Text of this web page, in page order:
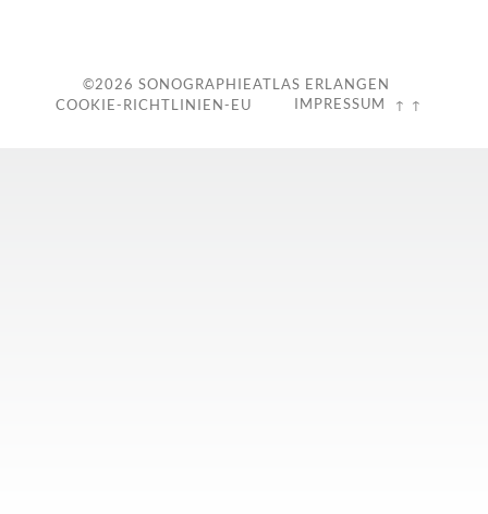
©2026 SONOGRAPHIEATLAS ERLANGEN
IMPRESSUM
COOKIE-RICHTLINIEN-EU ↑ ↑